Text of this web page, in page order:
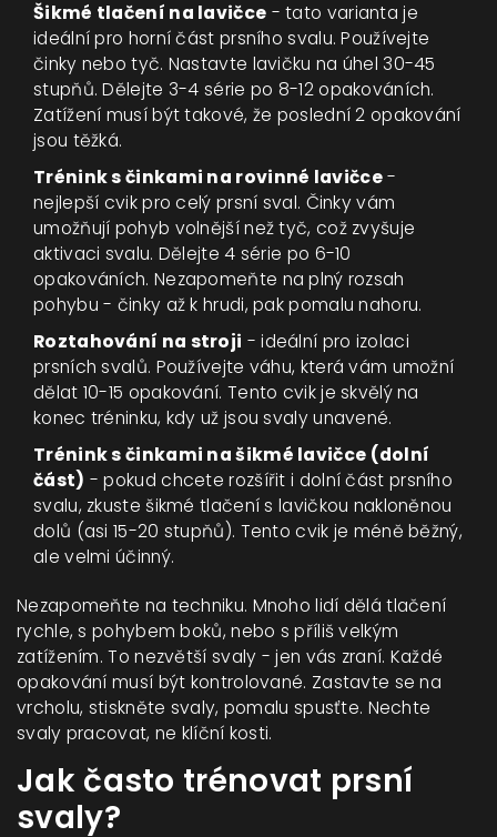
Šikmé tlačení na lavičce - tato varianta je
ideální pro horní část prsního svalu. Používejte
činky nebo tyč. Nastavte lavičku na úhel 30-45
stupňů. Dělejte 3-4 série po 8-12 opakováních.
Zatížení musí být takové, že poslední 2 opakování
jsou těžká.
Trénink s činkami na rovinné lavičce-
nejlepší cvik pro celý prsní sval. Činky vám
umožňují pohyb volnější než tyč, což zvyšuje
aktivaci svalu. Dělejte 4 série po 6-10
opakováních. Nezapomeňte na plný rozsah
pohybu - činky až k hrudi, pak pomalu nahoru.
Roztahování na stroji - ideální pro izolaci
prsních svalů. Používejte váhu, která vám umožní
dělat 10-15 opakování. Tento cvik je skvělý na
konec tréninku, kdy už jsou svaly unavené.
Trénink s činkami na šikmé lavičce (dolní
část) - pokud chcete rozšířit i dolní část prsního
svalu, zkuste šikmé tlačení s lavičkou nakloněnou
dolů (asi 15-20 stupňů). Tento cvik je méně běžný,
ale velmi účinný.
Nezapomeňte na techniku. Mnoho lidí dělá tlačení
rychle, s pohybem boků, nebo s příliš velkým
zatížením. To nezvětší svaly - jen vás zraní. Každé
opakování musí být kontrolované. Zastavte se na
vrcholu, stiskněte svaly, pomalu spusťte. Nechte
svaly pracovat, ne klíční kosti.
Jak často trénovat prsní
svaly?